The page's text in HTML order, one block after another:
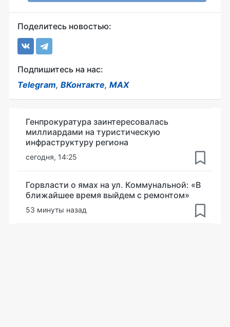
Поделитесь новостью:
Подпишитесь на нас:
Telegram, ВКонтакте, MAX
Генпрокуратура заинтересовалась
миллиардами на туристическую
инфраструктуру региона
сегодня, 14:25
Горвласти о ямах на ул. Коммунальной: «В
ближайшее время выйдем с ремонтом»
53 минуты назад